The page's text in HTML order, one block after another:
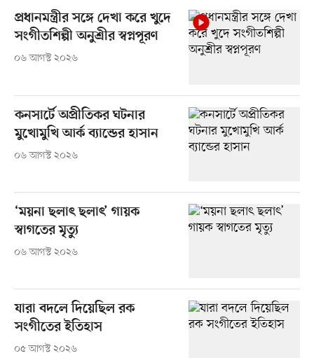
প্রধানমন্ত্রীর সঙ্গে দেখা করে খুদে
সংগীতশিল্পী অনুশ্রীর স্বপ্নপূরণ
০৬ আগস্ট ২০২৬
কনসার্টে অপ্রীতিকর ঘটনার
মুখোমুখি আর্ক ব্যান্ডের হাসান
০৬ আগস্ট ২০২৬
‘ময়না ছলাৎ ছলাৎ’ গায়ক
স্বাগতের মৃত্যু
০৬ আগস্ট ২০২৬
যারা বদলে দিয়েছিল রক
সংগীতের ইতিহাস
০৫ আগস্ট ২০২৬